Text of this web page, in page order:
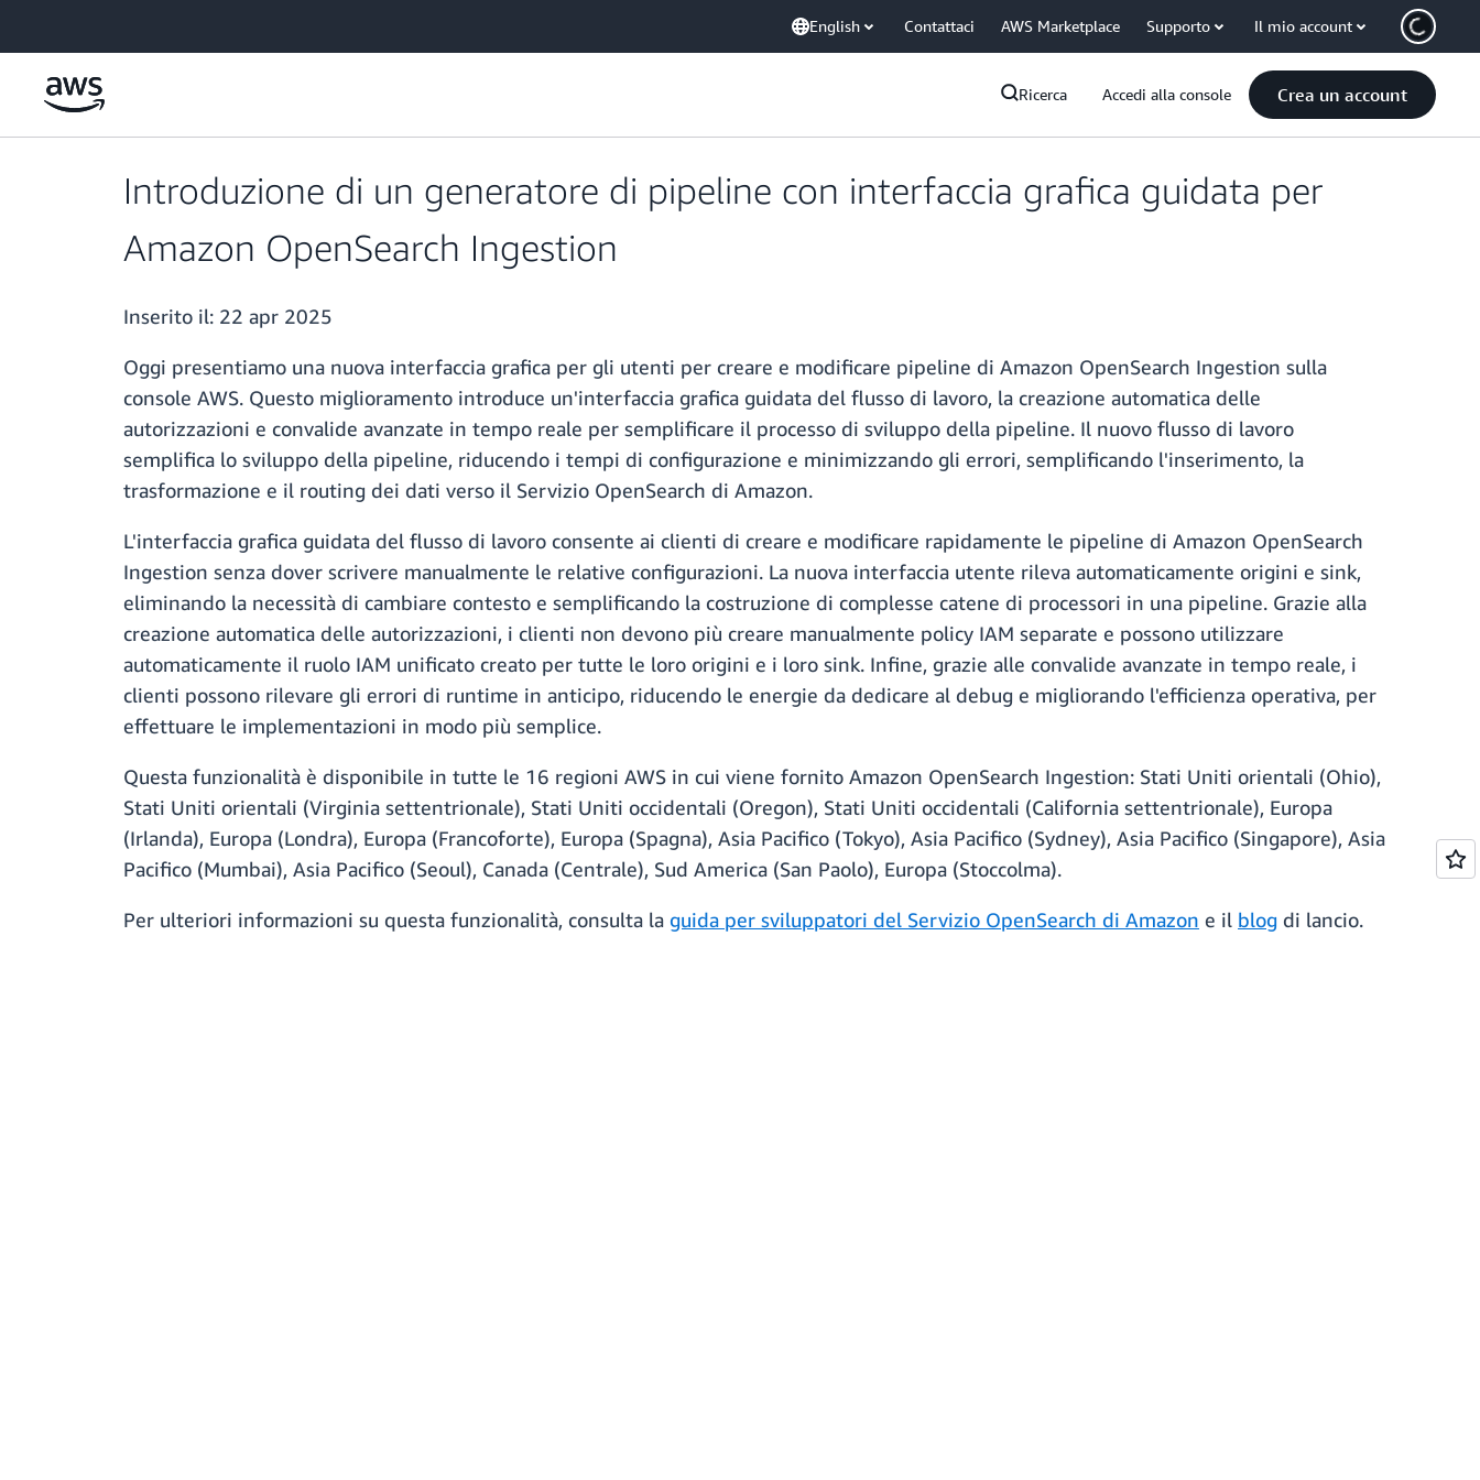
English Contattaci AWS Marketplace Supporto Il mio account
Ricerca Accedi alla console Crea un account
Introduzione di un generatore di pipeline con interfaccia grafica guidata per
Amazon OpenSearch Ingestion
Inserito il: 22 apr 2025
Oggi presentiamo una nuova interfaccia grafica per gli utenti per creare e modificare pipeline di Amazon OpenSearch Ingestion sulla
console AWS. Questo miglioramento introduce un'interfaccia grafica guidata del flusso di lavoro, la creazione automatica delle
autorizzazioni e convalide avanzate in tempo reale per semplificare il processo di sviluppo della pipeline. Il nuovo flusso di lavoro
semplifica lo sviluppo della pipeline, riducendo i tempi di configurazione e minimizzando gli errori, semplificando l'inserimento, la
trasformazione e il routing dei dati verso il Servizio OpenSearch di Amazon.
L'interfaccia grafica guidata del flusso di lavoro consente ai clienti di creare e modificare rapidamente le pipeline di Amazon OpenSearch
Ingestion senza dover scrivere manualmente le relative configurazioni. La nuova interfaccia utente rileva automaticamente origini e sink,
eliminando la necessità di cambiare contesto e semplificando la costruzione di complesse catene di processori in una pipeline. Grazie alla
creazione automatica delle autorizzazioni, i clienti non devono più creare manualmente policy IAM separate e possono utilizzare
automaticamente il ruolo IAM unificato creato per tutte le loro origini e i loro sink. Infine, grazie alle convalide avanzate in tempo reale, i
clienti possono rilevare gli errori di runtime in anticipo, riducendo le energie da dedicare al debug e migliorando l'efficienza operativa, per
effettuare le implementazioni in modo più semplice.
Questa funzionalità è disponibile in tutte le 16 regioni AWS in cui viene fornito Amazon OpenSearch Ingestion: Stati Uniti orientali (Ohio),
Stati Uniti orientali (Virginia settentrionale), Stati Uniti occidentali (Oregon), Stati Uniti occidentali (California settentrionale), Europa
(Irlanda), Europa (Londra), Europa (Francoforte), Europa (Spagna), Asia Pacifico (Tokyo), Asia Pacifico (Sydney), Asia Pacifico (Singapore), Asia
Pacifico (Mumbai), Asia Pacifico (Seoul), Canada (Centrale), Sud America (San Paolo), Europa (Stoccolma).
Per ulteriori informazioni su questa funzionalità, consulta la guida per sviluppatori del Servizio OpenSearch di Amazon e il blog di lancio.